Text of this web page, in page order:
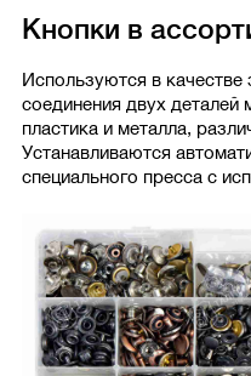
Кнопки в
Используются в качестве
соединения двух
пластика и металла,
Устанавливаются
специального пресса с